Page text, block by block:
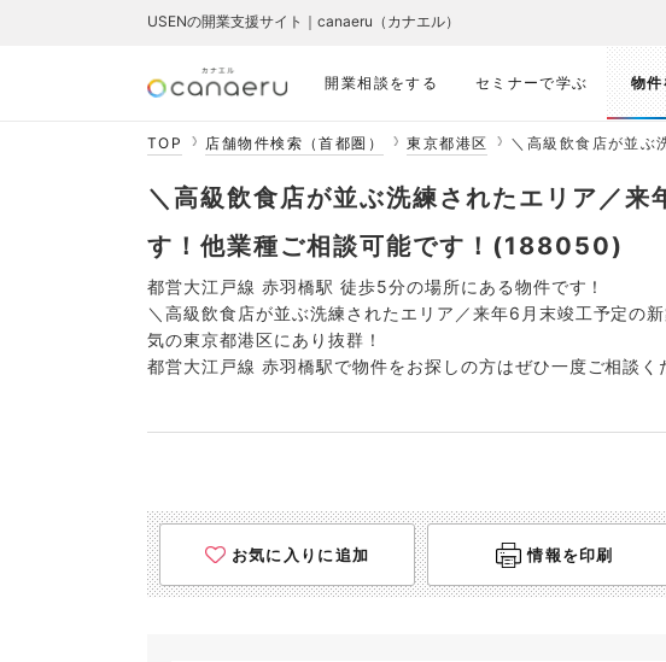
開業相談をする セミナーで学ぶ 物件
USENの開業支援サイト｜canaeru（カナエル）
TOP 店舗物件検索（首都圏） 東京都港区 ＼高級飲食店が並ぶ
＼高級飲食店が並ぶ洗練されたエリア／
す！他業種ご相談可能です！(188050)
都営大江戸線 赤羽橋駅 徒歩5分の場所にある物件です！
＼高級飲食店が並ぶ洗練されたエリア／来年6月末竣工予定の
気の東京都港区にあり抜群！
都営大江戸線 赤羽橋駅で物件をお探しの方はぜひ一度ご相談く
お気に入りに追加 情報を印刷